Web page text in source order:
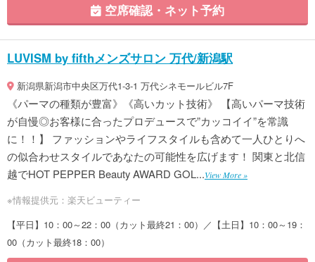
空席確認・ネット予約
LUVISM by fifthメンズサロン 万代/新潟駅
新潟県新潟市中央区万代1-3-1 万代シネモールビル7F
《パーマの種類が豊富》《高いカット技術》 【高いパーマ技術
が自慢◎お客様に合ったプロデュースで”カッコイイ”を常識
に！！】 ファッションやライフスタイルも含めて一人ひとりへ
の似合わせスタイルであなたの可能性を広げます！ 関東と北信
越でHOT PEPPER Beauty AWARD GOL...View More »
※情報提供元：楽天ビューティー
【平日】10：00～22：00（カット最終21：00）／【土日】10：00～19：
00（カット最終18：00）